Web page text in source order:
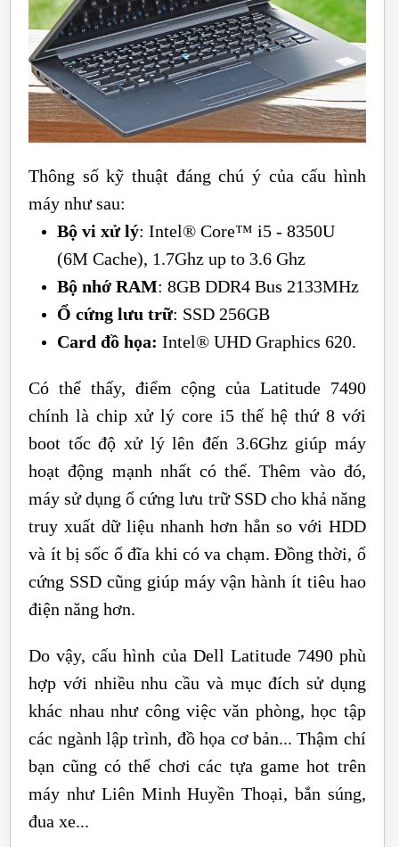
Thông số kỹ thuật đáng chú ý của cấu hình
máy như sau:
Bộ vi xử lý: Intel® Core™ i5 - 8350U
(6M Cache), 1.7Ghz up to 3.6 Ghz
Bộ nhớ RAM: 8GB DDR4 Bus 2133MHz
Ổ cứng lưu trữ: SSD 256GB
Card đồ họa: Intel® UHD Graphics 620.
Có thể thấy, điểm cộng của Latitude 7490
chính là chip xử lý core i5 thế hệ thứ 8 với
boot tốc độ xử lý lên đến 3.6Ghz giúp máy
hoạt động mạnh nhất có thể. Thêm vào đó,
máy sử dụng ổ cứng lưu trữ SSD cho khả năng
truy xuất dữ liệu nhanh hơn hẳn so với HDD
và ít bị sốc ổ đĩa khi có va chạm. Đồng thời, ổ
cứng SSD cũng giúp máy vận hành ít tiêu hao
điện năng hơn.
Do vậy, cấu hình của Dell Latitude 7490 phù
hợp với nhiều nhu cầu và mục đích sử dụng
khác nhau như công việc văn phòng, học tập
các ngành lập trình, đồ họa cơ bản... Thậm chí
bạn cũng có thể chơi các tựa game hot trên
máy như Liên Minh Huyền Thoại, bắn súng,
đua xe...